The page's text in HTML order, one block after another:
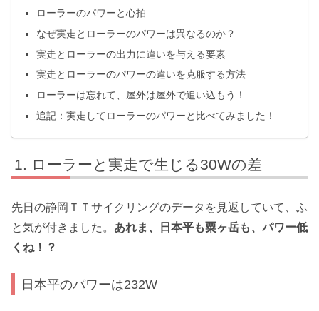
ローラーのパワーと心拍
なぜ実走とローラーのパワーは異なるのか？
実走とローラーの出力に違いを与える要素
実走とローラーのパワーの違いを克服する方法
ローラーは忘れて、屋外は屋外で追い込もう！
追記：実走してローラーのパワーと比べてみました！
ローラーと実走で生じる30Wの差
先日の静岡ＴＴサイクリングのデータを見返していて、ふ
と気が付きました。 あれま、日本平も粟ヶ岳も、パワー低
くね！？
日本平のパワーは232W